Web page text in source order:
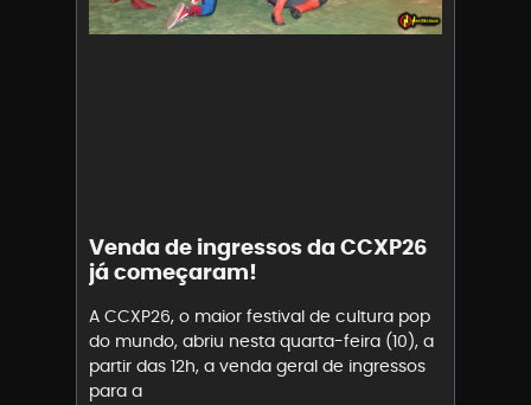
Venda de ingressos da CCXP26
já começaram!
A CCXP26, o maior festival de cultura pop
do mundo, abriu nesta quarta-feira (10), a
partir das 12h, a venda geral de ingressos
para a